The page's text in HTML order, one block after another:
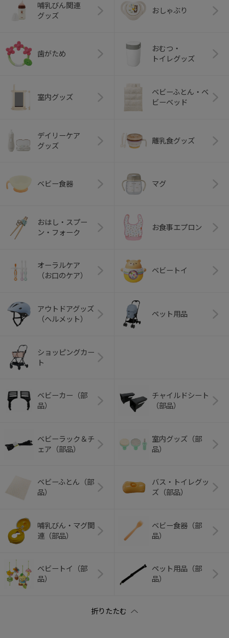
哺乳びん関連
グッズ
おしゃぶり
歯がため
おむつ・
トイレグッズ
室内グッズ
ベビーふとん・ベ
ビーベッド
デイリーケア
グッズ
離乳食グッズ
ベビー食器 マグ
おはし・スプー
ン・フォーク
お食事エプロン
オーラルケア
（お口のケア）
ベビートイ
アウトドアグッズ
（ヘルメット）
ペット用品
ショッピングカー
ト
ベビーカー（部
品）
チャイルドシート
（部品）
ベビーラック＆チ
ェア（部品）
室内グッズ（部
品）
ベビーふとん（部
品）
バス・トイレグッ
ズ（部品）
哺乳びん・マグ関
連（部品）
ベビー食器（部
品）
ベビートイ（部
品）
ペット用品（部
品）